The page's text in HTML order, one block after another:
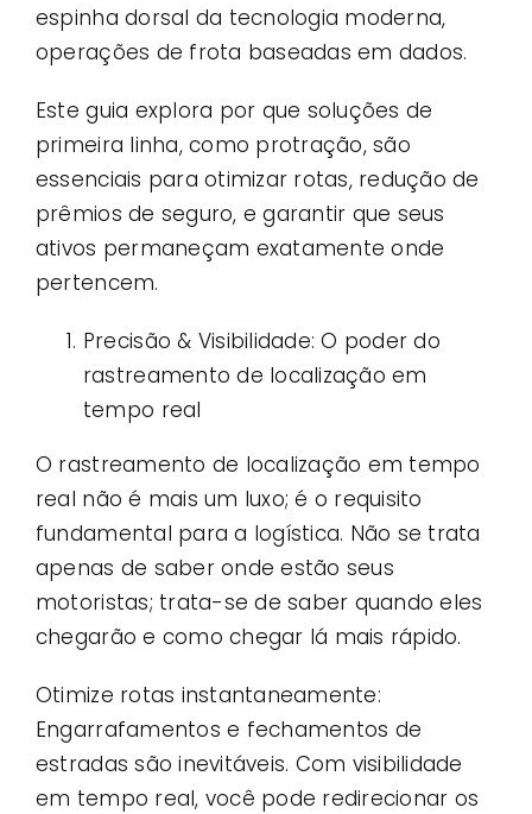
espinha dorsal da tecnologia moderna,
operações de frota baseadas em dados.
Este guia explora por que soluções de
primeira linha, como protração, são
essenciais para otimizar rotas, redução de
prêmios de seguro, e garantir que seus
ativos permaneçam exatamente onde
pertencem.
Precisão & Visibilidade: O poder do
rastreamento de localização em
tempo real
O rastreamento de localização em tempo
real não é mais um luxo; é o requisito
fundamental para a logística. Não se trata
apenas de saber onde estão seus
motoristas; trata-se de saber quando eles
chegarão e como chegar lá mais rápido.
Otimize rotas instantaneamente:
Engarrafamentos e fechamentos de
estradas são inevitáveis. Com visibilidade
em tempo real, você pode redirecionar os